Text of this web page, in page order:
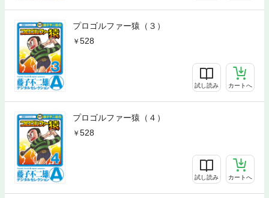
プロゴルファー猿（３）
528
試し読み カートへ
プロゴルファー猿（４）
528
試し読み カートへ